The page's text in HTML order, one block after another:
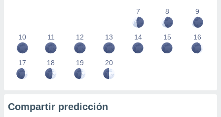
7
8 9
10 11 12 13 14 15 16
17 18 19 20
Compartir predicción